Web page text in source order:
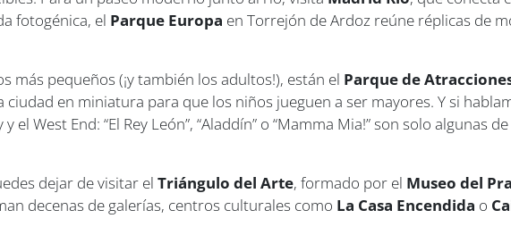
fotogénica, el Parque Europa en Torrejón de Ardoz reúne réplicas de
pequeños (¡y también los adultos!), están el Parque de
ciudad en miniatura para que los niños jueguen a ser mayores. Y si
el West End: “El Rey León”, “Aladdín” o “Mamma Mia!” son solo algunas
dejar de visitar elTriángulo del Arte, formado por el Museo del
decenas de galerías, centros culturales como La Casa Encendida o